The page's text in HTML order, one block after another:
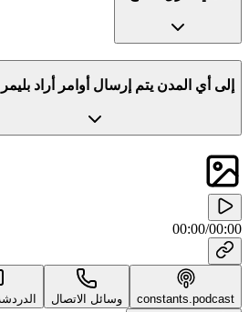
إلى أي المدن يتم إرسال أوامر أراد
00:00/00:00
constants.podcast وسائل الاتصال